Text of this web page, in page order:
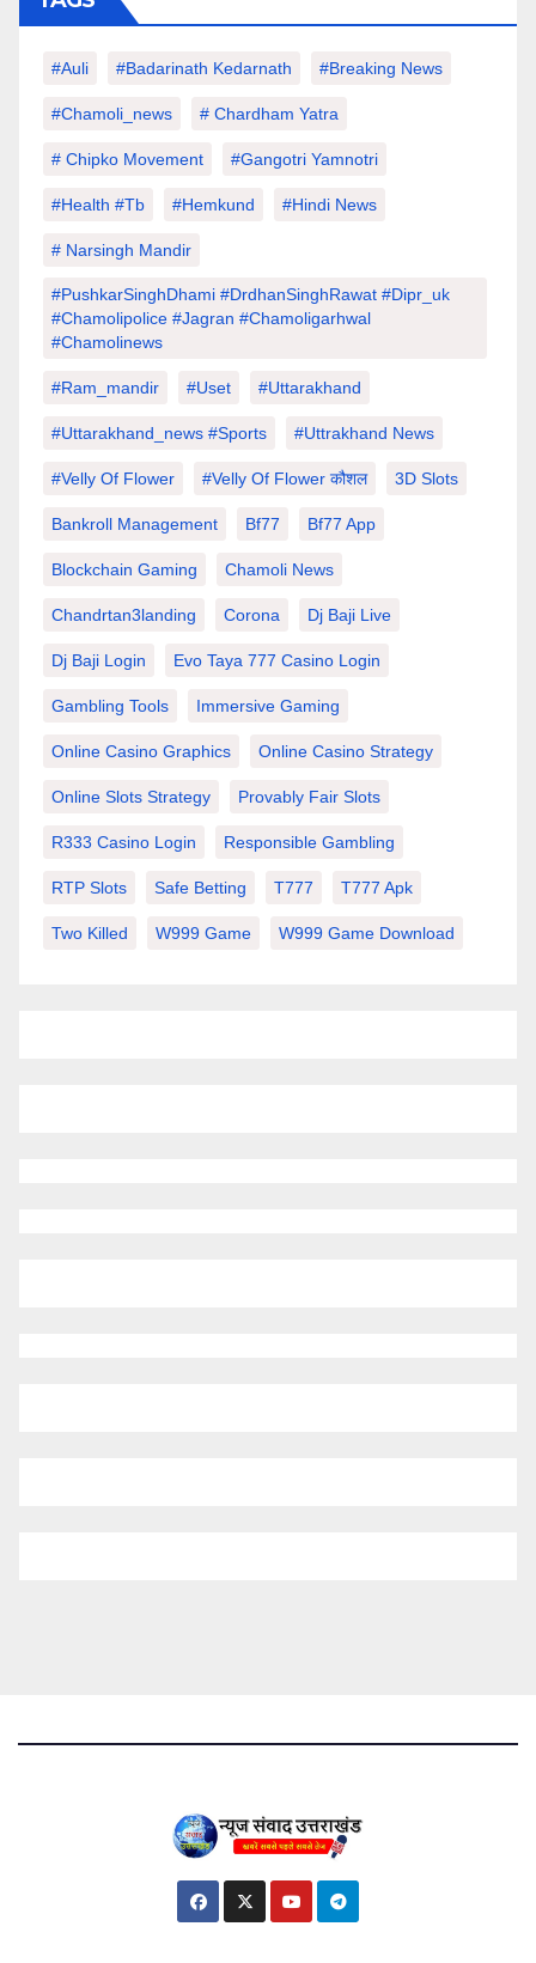
#auli #Badarinath Kedarnath #Breaking News
#chamoli_news # Chardham Yatra
# Chipko Movement #Gangotri Yamnotri
#Health #tb #hemkund #hindi News
# Narsingh Mandir
#PushkarSinghDhami #drdhanSinghRawat #dipr_uk
#chamolipolice #Jagran #chamoligarhwal
#chamolinews
#Ram_mandir #uset #uttarakhand
#Uttarakhand_news #sports #Uttrakhand News
#velly Of Flower #velly Of Flower कौशल 3D Slots
Bankroll Management Bf77 Bf77 App
Blockchain Gaming Chamoli News
Chandrtan3landing Corona Dj Baji Live
Dj Baji Login Evo Taya 777 Casino Login
Gambling Tools Immersive Gaming
Online Casino Graphics Online Casino Strategy
Online Slots Strategy Provably Fair Slots
R333 Casino Login Responsible Gambling
RTP Slots Safe Betting T777 T777 Apk
Two Killed W999 Game W999 Game Download